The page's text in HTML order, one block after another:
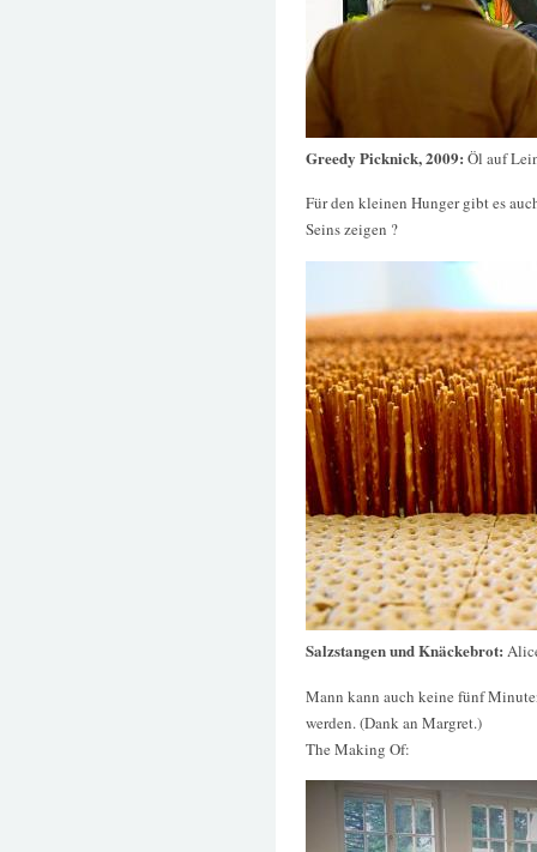
Greedy Picknick, 2009: Öl auf
Für den kleinen Hunger gibt es
Seins zeigen ?
Salzstangen und Knäckebrot:
Mann kann auch keine fünf
werden. (Dank an Margret.)
The Making Of: